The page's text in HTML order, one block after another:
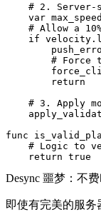
# 2. Server-
var
# Allow a
if
# Force
        return
# 3. Apply
func
# Logic to
Desync 噩梦：不
即使有完美的服务